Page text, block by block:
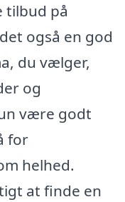
tilbud på
også en god
du vælger,
og
være godt
for
helhed.
at finde en